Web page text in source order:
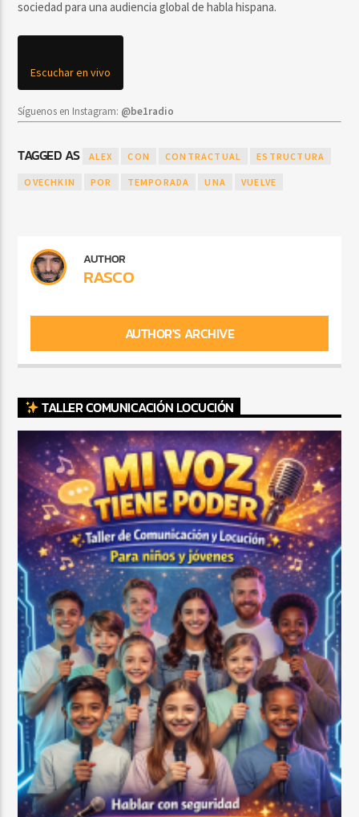
sociedad para una audiencia global de habla hispana.
Escuchar en vivo
Síguenos en Instagram: @be1radio
TAGGED AS ALEX CON CONTRACTUAL ESTRUCTURA
OVECHKIN POR TEMPORADA UNA VUELVE
AUTHOR
RASCO
AUTHOR'S ARCHIVE
TALLER COMUNICACIÓN LOCUCIÓN